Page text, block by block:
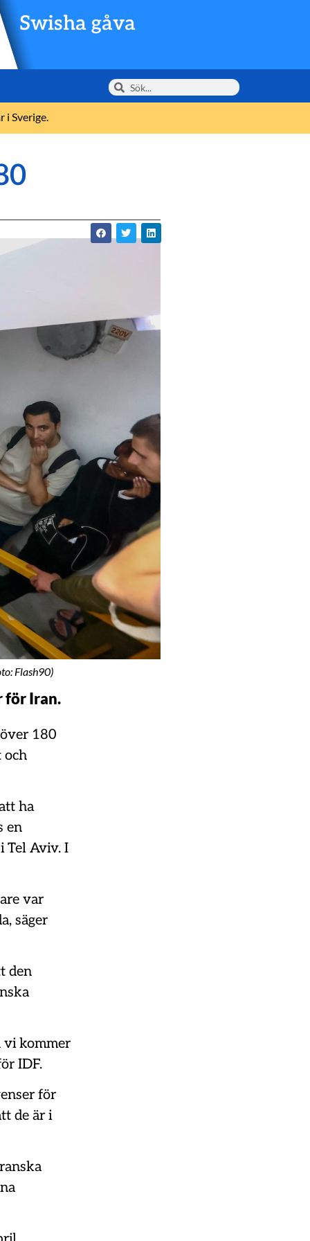
Swisha gåva
i Sverige.
Flash90)
för Iran.
180
och
ha
en
Tel Aviv. I
var
säger
den
vi kommer
IDF.
för
de är i